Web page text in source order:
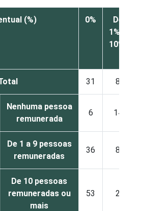
(%) 0%
De
1% a
10%
31 8
Nenhuma pessoa
remunerada
6 14
De 1 a 9 pessoas
remuneradas
36 8
De 10 pessoas
remuneradas ou
mais
53 2